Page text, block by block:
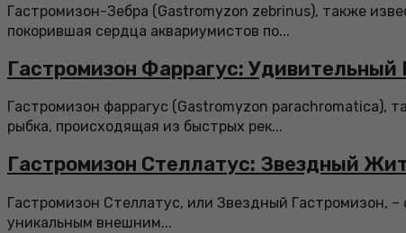
Гастромизон-Зебра (Gastromyzon zebrinus), также
покорившая сердца аквариумистов по...
Гастромизон Фаррагус:
Гастромизон фаррагус (Gastromyzon parachromatica),
рыбка, происходящая из быстрых рек...
Гастромизон Стеллатус: Звездный
Гастромизон Стеллатус, или Звездный Гастромизон,
уникальным внешним...